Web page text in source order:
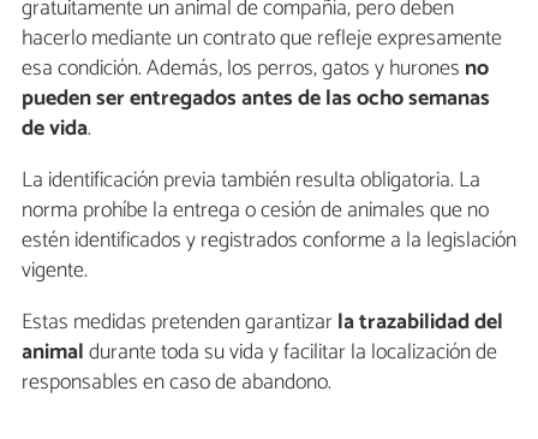
gratuitamente un animal de compañía, pero deben
hacerlo mediante un contrato que refleje expresamente
esa condición. Además, los perros, gatos y hurones no
pueden ser entregados antes de las ocho semanas
de vida.
La identificación previa también resulta obligatoria. La
norma prohíbe la entrega o cesión de animales que no
estén identificados y registrados conforme a la legislación
vigente.
Estas medidas pretenden garantizarla trazabilidad del
animaldurante toda su vida y facilitar la localización de
responsables en caso de abandono.